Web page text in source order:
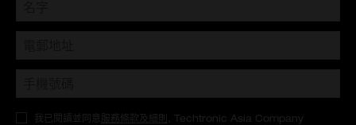
我已閱讀並同意 服務條款及細則
, Techtronic Asia Company